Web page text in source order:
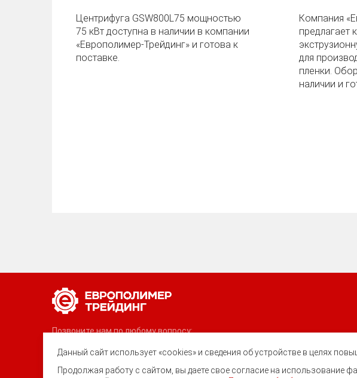
Центрифуга GSW800L75 мощностью
75 кВт доступна в наличии в компании
«Европолимер-Трейдинг» и готова к
поставке.
Компания
предлагает
для
пленки.
наличии и
Позвоните нам по любому вопросу:
8 (800) 222-40-61
Ростов-на-Дону, ул. Вавилова, 59
Данный сайт использует «cookies» и сведения об устройстве в целях
Продолжая работу с сайтом, вы даете свое согласие на использование